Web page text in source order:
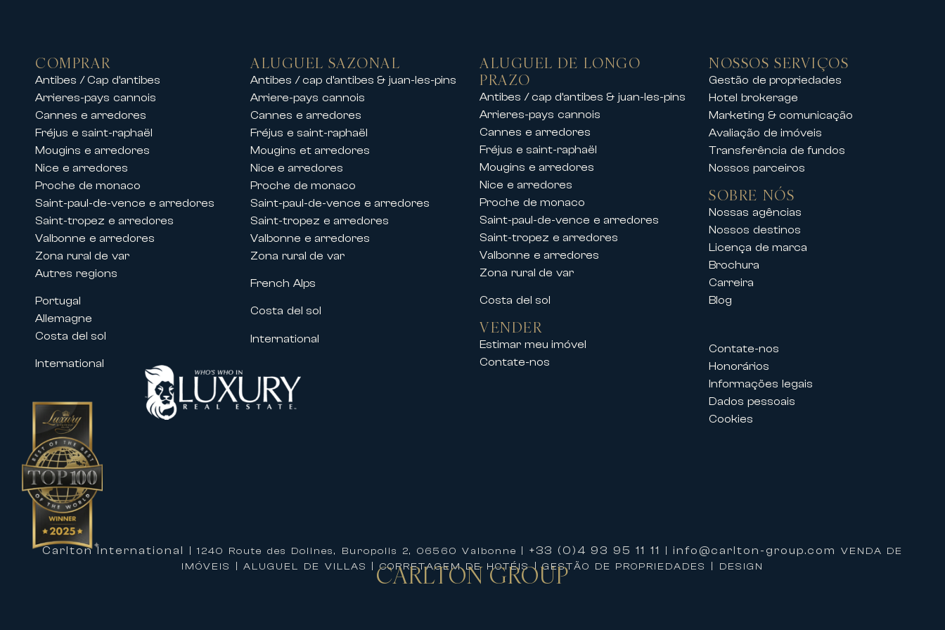
• Apartamentos de alto padrão no centro da cidade ou à beira-mar
• Residências de exceção próximas de praias, portos e campos de golfe
As nossas equipas propõem igualmente o arrendamento de chalés de luxo nas mais belas estâncias de esqui,
permitindo desfrutar de uma estadia exclusiva na montanha num ambiente excecional.
Quer seja para férias em família, uma estadia entre amigos ou um evento privado, as nossas propriedades
oferecem conforto, elegância e serviços premium.
Arrendamentos durante congressos e festivais em Cannes
Graças à sua presença histórica na Riviera Francesa, a Carlton International acompanha também os seus
clientes durante os grandes eventos internacionais realizados em Cannes.
Propomos o arrendamento de apartamentos e villas de prestígio durante os principais congressos e festivais,
tais como:
• MIPIM
• Cannes Lions
• MIPCOM
• Cannes Yachting Festival
• Numerosos congressos e eventos profissionais no Palais des Festivals
As nossas propriedades localizadas perto do centro da cidade, da Croisette e do Palais des Festivals permitem
aos profissionais e empresas beneficiar de alojamento de alto padrão perfeitamente adaptado às suas
necessidades.
Acompanhamento à medida para a sua estadia
Arrendar uma propriedade com a Carlton International significa beneficiar de um serviço personalizado e de um
acompanhamento de alto nível para lhe oferecer uma experiência única.
As nossas equipas acompanham-no na organização da sua estadia e podem igualmente propor serviços
exclusivos:
• Organização de estadias à medida
• Receção personalizada na sua propriedade
COMPRAR
Antibes / Cap d’antibes
Arrieres-pays cannois
Cannes e arredores
Fréjus e saint-raphaël
Mougins e arredores
Nice e arredores
Proche de monaco
Saint-paul-de-vence e arredores
Saint-tropez e arredores
Valbonne e arredores
Zona rural de var
Autres regions
Portugal
Allemagne
Costa del sol
International
ALUGUEL SAZONAL
Antibes / cap d’antibes & juan-les-pins
Arriere-pays cannois
Cannes e arredores
Fréjus e saint-raphaël
Mougins et arredores
Nice e arredores
Proche de monaco
Saint-paul-de-vence e arredores
Saint-tropez e arredores
Valbonne e arredores
Zona rural de var
French Alps
Costa del sol
International
ALUGUEL DE LONGO
PRAZO
Antibes / cap d’antibes & juan-les-pins
Arrieres-pays cannois
Cannes e arredores
Fréjus e saint-raphaël
Mougins e arredores
Nice e arredores
Proche de monaco
Saint-paul-de-vence e arredores
Saint-tropez e arredores
Valbonne e arredores
Zona rural de var
Costa del sol
VENDER
Estimar meu imóvel
Contate-nos
NOSSOS SERVIÇOS
Gestão de propriedades
Hotel brokerage
Marketing & comunicação
Avaliação de imóveis
Transferência de fundos
Nossos parceiros
SOBRE NÓS
Nossas agências
Nossos destinos
Licença de marca
Brochura
Carreira
Blog
Contate-nos
Honorários
Informações legais
Dados pessoais
Cookies
Carlton International | 1240 Route des Dolines, Buropolis 2, 06560 Valbonne | +33 (0)4 93 95 11 11 |info@carlton-group.com
VENDA DE
IMÓVEIS | ALUGUEL DE VILLAS | CORRETAGEM DE HOTÉIS | GESTÃO DE PROPRIEDADES | DESIGN
CARLTONGROUP